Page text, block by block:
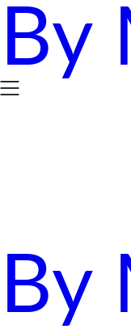
Skip
content
By
By